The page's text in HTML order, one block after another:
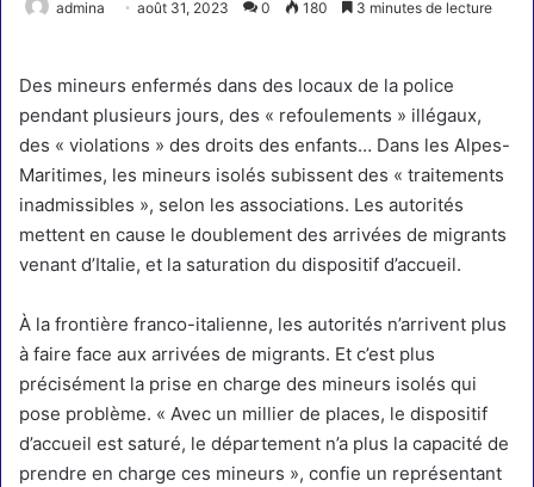
admina août 31, 2023 0 180 3 minutes de lecture
Des mineurs enfermés dans des locaux de la police
pendant plusieurs jours, des « refoulements » illégaux,
des « violations » des droits des enfants… Dans les Alpes-
Maritimes, les mineurs isolés subissent des « traitements
inadmissibles », selon les associations. Les autorités
mettent en cause le doublement des arrivées de migrants
venant d’Italie, et la saturation du dispositif d’accueil.
À la frontière franco-italienne, les autorités n’arrivent plus
à faire face aux arrivées de migrants. Et c’est plus
précisément la prise en charge des mineurs isolés qui
pose problème. « Avec un millier de places, le dispositif
d’accueil est saturé, le département n’a plus la capacité de
prendre en charge ces mineurs », confie un représentant